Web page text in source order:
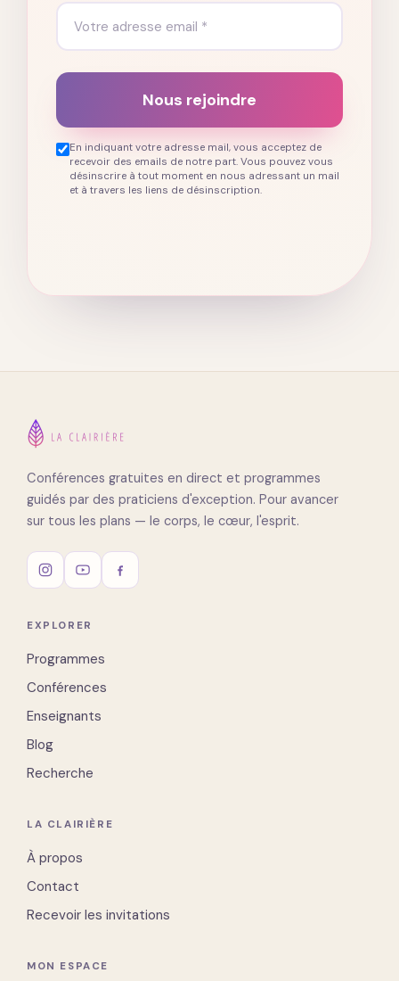
Nous rejoindre
En indiquant votre adresse mail, vous acceptez de
recevoir des emails de notre part. Vous pouvez vous
désinscrire à tout moment en nous adressant un mail
et à travers les liens de désinscription.
Conférences gratuites en direct et programmes
guidés par des praticiens d'exception. Pour avancer
sur tous les plans — le corps, le cœur, l'esprit.
EXPLORER
Programmes
Conférences
Enseignants
Blog
Recherche
LA CLAIRIÈRE
À propos
Contact
Recevoir les invitations
MON ESPACE